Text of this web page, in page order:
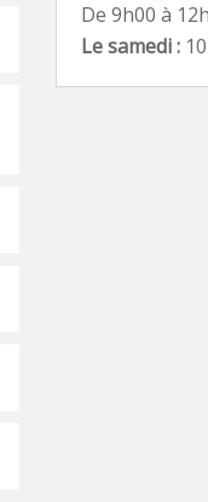
De 9h00 à
Le samedi :